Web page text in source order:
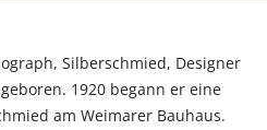
Silberschmied, Designer
1920 begann er eine
am Weimarer Bauhaus.